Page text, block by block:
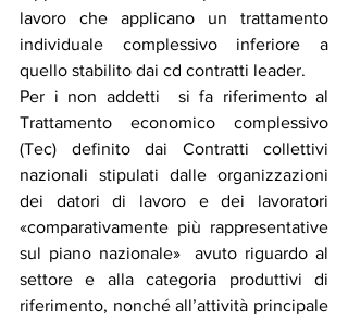
lavoro che applicano un trattamento
individuale complessivo inferiore a
quello stabilito dai cd contratti leader.
Per i non addetti  si fa riferimento al
Trattamento economico complessivo
(Tec) definito dai Contratti collettivi
nazionali stipulati dalle organizzazioni
dei datori di lavoro e dei lavoratori
«comparativamente più rappresentative
sul piano nazionale»  avuto riguardo al
settore e alla categoria produttivi di
riferimento, nonché all’attività principale